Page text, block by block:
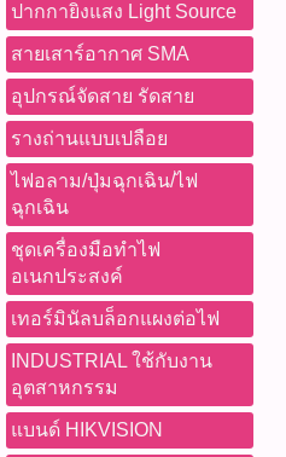
ปากกายิงแสง Light Source
สายเสาร์อากาศ SMA
อุปกรณ์จัดสาย รัดสาย
รางถ่านแบบเปลือย
ไฟอลาม/ปุ่มฉุกเฉิน/ไฟ
ฉุกเฉิน
ชุดเครื่องมือทำไฟ
อเนกประสงค์
เทอร์มินัลบล็อกแผงต่อไฟ
INDUSTRIAL ใช้กับงาน
อุตสาหกรรม
แบนด์ HIKVISION